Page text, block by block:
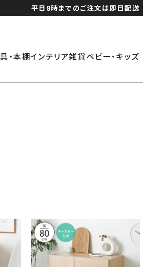
平日8時までのご注文は即日配送
・本棚インテリア雑貨ベビー・キッズ